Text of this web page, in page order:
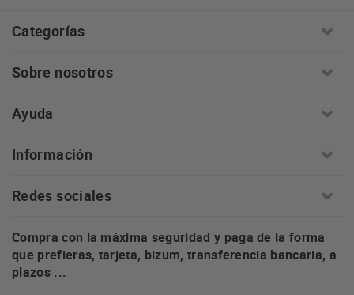
Categorías
Sobre nosotros
Ayuda
Información
Redes sociales
Compra con la máxima seguridad y paga de la forma
que prefieras, tarjeta, bizum, transferencia bancaria, a
plazos ...